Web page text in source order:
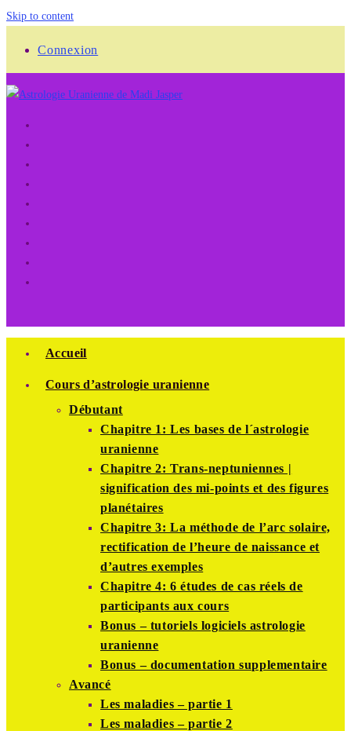
Skip to content
Connexion
Accueil
Cours d’astrologie uranienne
Débutant
Chapitre 1: Les bases de l´astrologie
uranienne
Chapitre 2: Trans-neptuniennes |
signification des mi-points et des figures
planétaires
Chapitre 3: La méthode de l’arc solaire,
rectification de l’heure de naissance et
d’autres exemples
Chapitre 4: 6 études de cas réels de
participants aux cours
Bonus – tutoriels logiciels astrologie
uranienne
Bonus – documentation supplementaire
Avancé
Les maladies – partie 1
Les maladies – partie 2